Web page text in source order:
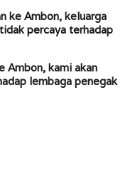
ke Ambon, keluarga
percaya terhadap
Ambon, kami akan
lembaga penegak